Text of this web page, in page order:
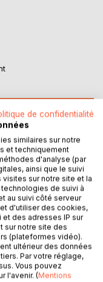
de confidentialité
similaires sur notre
et techniquement
d'analyse (par
ainsi que le suivi
sur notre site et la
de suivi à
au suivi côté serveur
d'utiliser des cookies,
des adresses IP sur
sur notre site des
(plateformes vidéo).
ultérieur des données
Par votre réglage,
Vous pouvez
l'avenir. (Mentions